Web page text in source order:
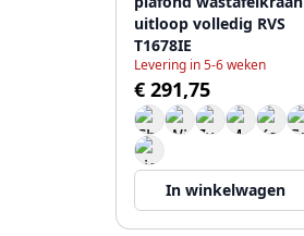
uitloop volledig RVS
T1678IE
Levering in 5-6 weken
€ 291,75
In winkelwagen